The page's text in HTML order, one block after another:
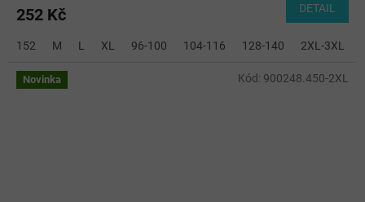
252 Kč DETAIL
152 M L XL 96-100 104-116 128-140 2XL-3XL
Novinka Kód: 900248.450-2XL